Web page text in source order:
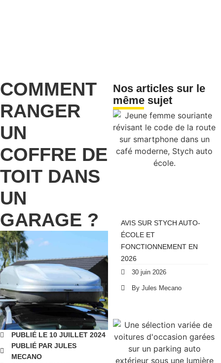
COMMENT
RANGER
UN
COFFRE DE
TOIT DANS
UN
GARAGE ?
PUBLIÉ LE 10 JUILLET 2024
PUBLIÉ PAR JULES
MECANO
Nos articles sur le
même sujet
AVIS SUR STYCH AUTO-
ÉCOLE ET
FONCTIONNEMENT EN
2026
30 juin 2026
By Jules Mecano